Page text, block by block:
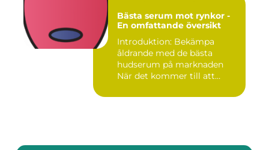
Bästa serum mot rynkor -
En omfattande översikt
Introduktion: Bekämpa
åldrande med de bästa
hudserum på marknaden
När det kommer till att